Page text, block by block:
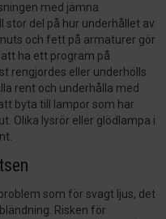
med jämna
del på hur underhållet av
och fett på armaturer gör
ha ett program på
rengjordes eller underhölls
rent och underhålla med
byta till lampor som har
Olika lysrör eller glödlampa i
som för svagt ljus, det
Risken för